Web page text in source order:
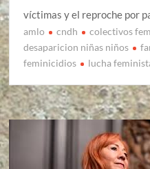
víctimas y el reproche por
amlo cndh colectivos
desaparicion niñas niños
feminicidios
lucha